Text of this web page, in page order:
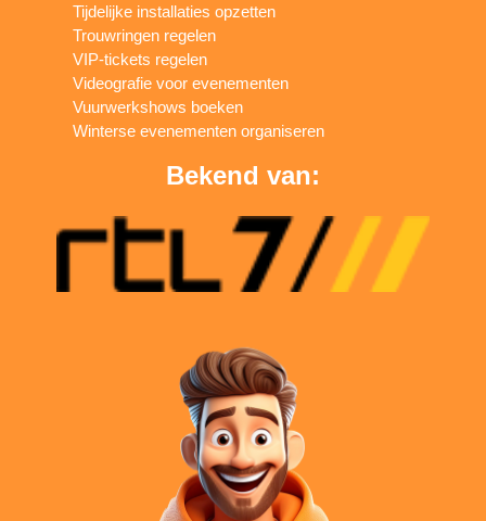
Tijdelijke installaties opzetten
Trouwringen regelen
VIP-tickets regelen
Videografie voor evenementen
Vuurwerkshows boeken
Winterse evenementen organiseren
Bekend van: